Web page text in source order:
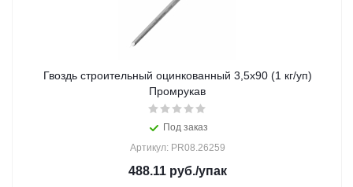
Гвоздь строительный оцинкованный 3,5х90 (1 кг/уп)
Промрукав
Под заказ
Артикул: PR08.26259
488.11руб./упак